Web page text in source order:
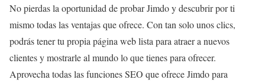
No pierdas la oportunidad de probar Jimdo y descubrir por ti
mismo todas las ventajas que ofrece. Con tan solo unos clics,
podrás tener tu propia página web lista para atraer a nuevos
clientes y mostrarle al mundo lo que tienes para ofrecer.
Aprovecha todas las funciones SEO que ofrece Jimdo para